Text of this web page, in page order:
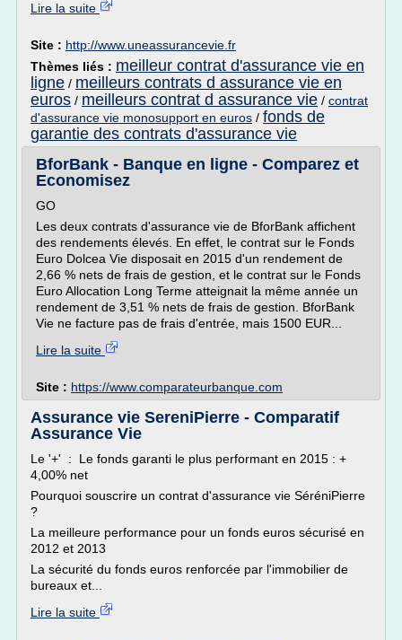
Lire la suite
Site : http://www.uneassurancevie.fr
Thèmes liés : meilleur contrat d'assurance vie en
ligne / meilleurs contrats d assurance vie en
euros / meilleurs contrat d assurance vie / contrat
d'assurance vie monosupport en euros / fonds de
garantie des contrats d'assurance vie
BforBank - Banque en ligne - Comparez et
Economisez
GO
Les deux contrats d'assurance vie de BforBank affichent
des rendements élevés. En effet, le contrat sur le Fonds
Euro Dolcea Vie disposait en 2015 d'un rendement de
2,66 % nets de frais de gestion, et le contrat sur le Fonds
Euro Allocation Long Terme atteignait la même année un
rendement de 3,51 % nets de frais de gestion. BforBank
Vie ne facture pas de frais d'entrée, mais 1500 EUR...
Lire la suite
Site : https://www.comparateurbanque.com
Assurance vie SereniPierre - Comparatif
Assurance Vie
Le '+' : Le fonds garanti le plus performant en 2015 : +
4,00% net
Pourquoi souscrire un contrat d'assurance vie SéréniPierre
?
La meilleure performance pour un fonds euros sécurisé en
2012 et 2013
La sécurité du fonds euros renforcée par l'immobilier de
bureaux et...
Lire la suite